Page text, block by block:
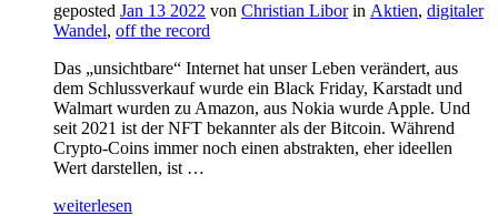
geposted Jan 13 2022 von Christian Libor in Aktien, digitaler
Wandel, off the record
Das „unsichtbare“ Internet hat unser Leben verändert, aus
dem Schlussverkauf wurde ein Black Friday, Karstadt und
Walmart wurden zu Amazon, aus Nokia wurde Apple. Und
seit 2021 ist der NFT bekannter als der Bitcoin. Während
Crypto-Coins immer noch einen abstrakten, eher ideellen
Wert darstellen, ist …
weiterlesen